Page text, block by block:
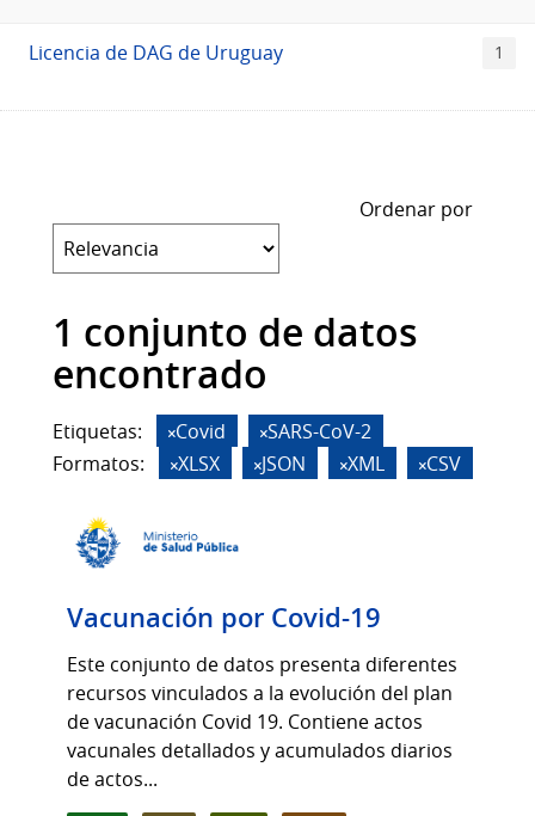
Licencias
Licencia de DAG de Uruguay 1
Ordenar por
1 conjunto de datos
encontrado
Etiquetas: Covid
SARS-CoV-2
Formatos:
XLSX JSON XML CSV
Vacunación por Covid-19
Este conjunto de datos presenta diferentes
recursos vinculados a la evolución del plan
de vacunación Covid 19. Contiene actos
vacunales detallados y acumulados diarios
de actos...